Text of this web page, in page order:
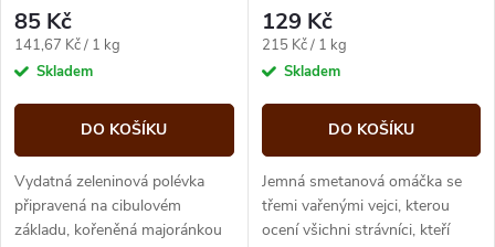
menu
85 Kč
Měrná
cena:
141,67 Kč / 1 kg
Skladem
DO KOŠÍKU
Vydatná zeleninová polévka
připravená na cibulovém
základu, kořeněná majoránkou
129 Kč
Měrná
cena:
215 Kč / 1 kg
Skladem
DO KOŠÍKU
Jemná smetanová omáčka se
třemi vařenými vejci, kterou
ocení všichni strávníci, kteří